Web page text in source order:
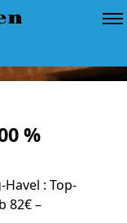
%
: Top-
82€ –